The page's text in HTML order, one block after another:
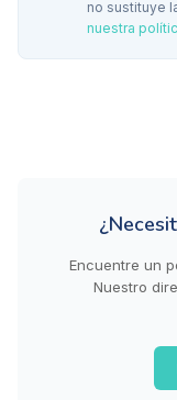
no sustituye
nuestra
Encuentre un
Nuestro